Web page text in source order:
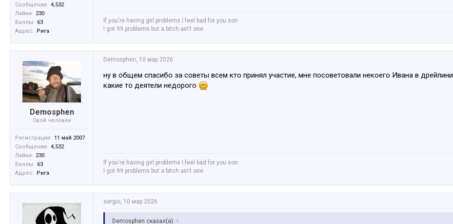
Сообщения: 4,532
Лайки: 230
Баллы: 63
Адрес: Рига
If you're having girl problems I feel bad for you son
I got 99 problems but a bitch ain't one
Demosphen
Свой человек
Регистрация: 11 май 2007
Сообщения: 4,532
Лайки: 230
Баллы: 63
Адрес: Рига
Demosphen, 10 мар 2026
ну в общем спасибо за советы всем кто принял участие, мне посоветовали некоего Ивана в
какие то деятели недорого
If you're having girl problems I feel bad for you son
I got 99 problems but a bitch ain't one
sergio, 10 мар 2026
Demosphen сказал(а): ↑